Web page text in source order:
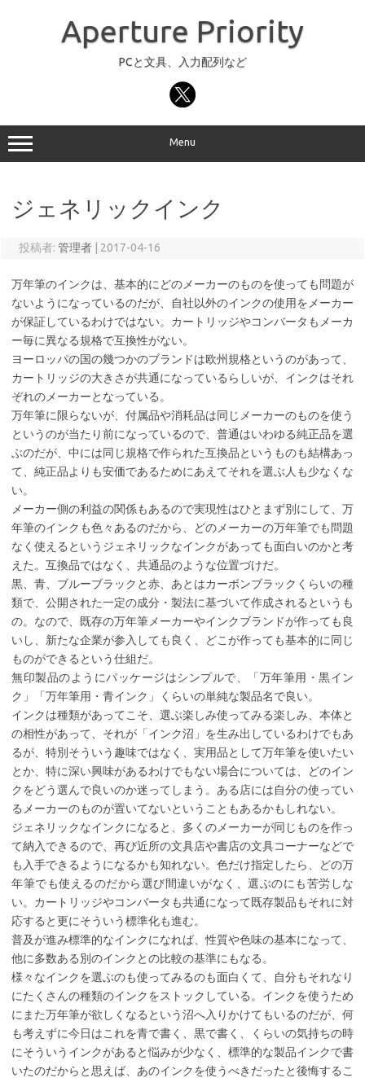
Aperture Priority
PCと文具、入力配列など
Menu
ジェネリックインク
投稿者: 管理者 2017-04-16
万年筆のインクは、基本的にどのメーカーのものを使っても問題が
ないようになっているのだが、自社以外のインクの使用をメーカー
が保証しているわけではない。カートリッジやコンバータもメーカ
ー毎に異なる規格で互換性がない。
ヨーロッパの国の幾つかのブランドは欧州規格というのがあって、
カートリッジの大きさが共通になっているらしいが、インクはそれ
ぞれのメーカーとなっている。
万年筆に限らないが、付属品や消耗品は同じメーカーのものを使う
というのが当たり前になっているので、普通はいわゆる純正品を選
ぶのだが、中には同じ規格で作られた互換品というものも結構あっ
て、純正品よりも安価であるためにあえてそれを選ぶ人も少なくな
い。
メーカー側の利益の関係もあるので実現性はひとまず別にして、万
年筆のインクも色々あるのだから、どのメーカーの万年筆でも問題
なく使えるというジェネリックなインクがあっても面白いのかと考
えた。互換品ではなく、共通品のような位置づけだ。
黒、青、ブルーブラックと赤、あとはカーボンブラックくらいの種
類で、公開された一定の成分・製法に基づいて作成されるというも
の。なので、既存の万年筆メーカーやインクブランドが作っても良
いし、新たな企業が参入しても良く、どこが作っても基本的に同じ
ものができるという仕組だ。
無印製品のようにパッケージはシンプルで、「万年筆用・黒イン
ク」「万年筆用・青インク」くらいの単純な製品名で良い。
インクは種類があってこそ、選ぶ楽しみ使ってみる楽しみ、本体と
の相性があって、それが「インク沼」を生み出しているわけでもあ
るが、特別そういう趣味ではなく、実用品として万年筆を使いたい
とか、特に深い興味があるわけでもない場合については、どのイン
クをどう選んで良いのか迷ってしまう。ある店には自分の使ってい
るメーカーのものが置いてないということもあるかもしれない。
ジェネリックなインクになると、多くのメーカーが同じものを作っ
て納入できるので、再び近所の文具店や書店の文具コーナーなどで
も入手できるようになるかも知れない。色だけ指定したら、どの万
年筆でも使えるのだから選び間違いがなく、選ぶのにも苦労しな
い。カートリッジやコンバータも共通になって既存製品もそれに対
応すると更にそういう標準化も進む。
普及が進み標準的なインクになれば、性質や色味の基本になって、
他に多数ある別のインクとの比較の基準にもなる。
様々なインクを選ぶのも使ってみるのも面白くて、自分もそれなり
にたくさんの種類のインクをストックしている。インクを使うため
にまた万年筆が欲しくなるという沼へ入りかけてもいるのだが、何
も考えずに今日はこれを青で書く、黒で書く、くらいの気持ちの時
にそういうインクがあると悩みが少なく、標準的な製品インクで書
いたのだからと思えば、あのインクを使うべきだったと後悔するこ